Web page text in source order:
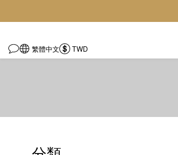
繁體中文 TWD